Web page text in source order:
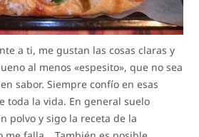
a ti, me gustan las cosas claras y
al menos «espesito», que no sea
sabor. Siempre confío en esas
toda la vida. En general suelo
polvo y sigo la receta de la